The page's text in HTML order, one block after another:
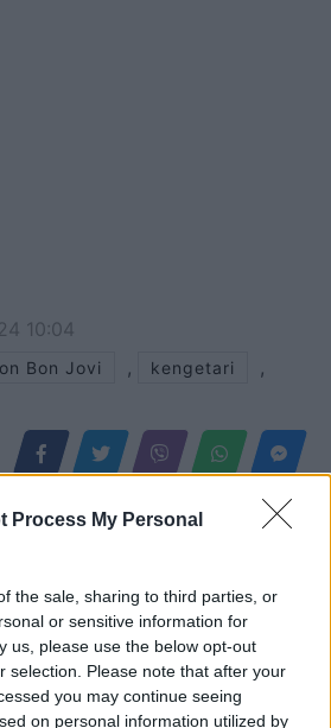
Process My Personal
the sale, sharing to third parties, or
or sensitive information for
us, please use the below opt-out
selection. Please note that after your
you may continue seeing
on personal information utilized by
10:04
Bon Jovi , kengetari ,